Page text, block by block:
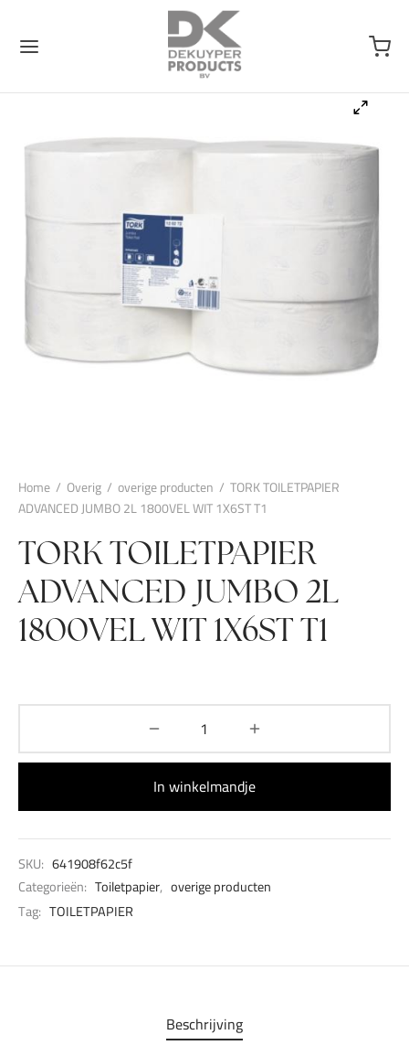
Home / Overig / overige producten / TORK TOILETPAPIER
ADVANCED JUMBO 2L 1800VEL WIT 1X6ST T1
TORK TOILETPAPIER
ADVANCED JUMBO 2L
1800VEL WIT 1X6ST T1
In winkelmandje
SKU: 641908f62c5f
Categorieën: Toiletpapier, overige producten
Tag: TOILETPAPIER
Beschrijving